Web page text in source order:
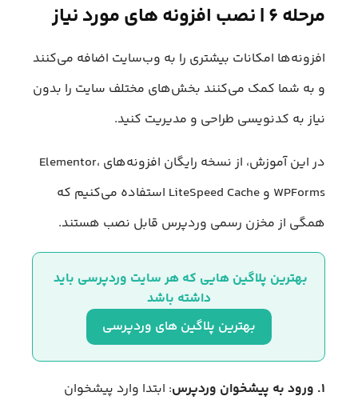
مرحله ۶ | نصب افزونه‌ های مورد نیاز
افزونه‌ها امکانات بیشتری را به وب‌سایت اضافه می‌کنند
و به شما کمک می‌کنند بخش‌های مختلف سایت را بدون
نیاز به کدنویسی طراحی و مدیریت کنید.
در این آموزش، از نسخه رایگان افزونه‌های Elementor،
WPForms و LiteSpeed Cache استفاده می‌کنیم که
همگی از مخزن رسمی وردپرس قابل نصب هستند.
بهترین پلاگین هایی که هر سایت وردپرسی باید
داشته باشد
بهترین پلاگین های وردپرسی
۱. ورود به پیشخوان وردپرس
: ابتدا وارد پیشخوان